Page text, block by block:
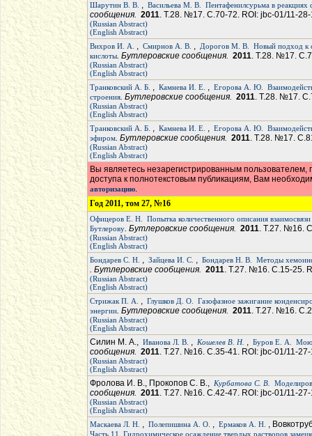
Шарутин В. В. , Васильева М. В. Пентафенилсурьма в реакциях
сообщения. 2011. Т.28. №17. С.70-72. ROI: jbc-01/11-
(Russian Abstract)
(English Abstract)
Вихров И. А.
, Смирнов А. В. , Дорогов М. В.
Новый подход к
кислоты. Бутлеровские сообщения. 2011. Т.28. №17.
(Russian Abstract)
(English Abstract)
Транковский А. Б. , Камнева И. Е. , Егорова А. Ю.
строения. Бутлеровские сообщения. 2011. Т.28. №17.
(Russian Abstract)
(English Abstract)
Транковский А. Б. , Камнева И. Е. , Егорова А. Ю.
эфиром. Бутлеровские сообщения. 2011. Т.28. №17.
(Russian Abstract)
(English Abstract)
Вы являетесь незарегистрированным
доступа к полнотекстовым публикациям, Вам
авторизацию.
Год 2011, том 27, №16
Офицеров Е. Н.
Попытка количественного описания
Бутлерову. Бутлеровские сообщения. 2011. Т.27. №16.
(Russian Abstract)
(English Abstract)
Бондарев С. Н. , Зайцева И. С. , Бондарев Н. В. Методы
. Бутлеровские сообщения. 2011. Т.27. №16. С.15-25.
(Russian Abstract)
(English Abstract)
Стрижак П. А.
, Глушков Д. О.
Газофазное зажигание
энергии. Бутлеровские сообщения. 2011. Т.27. №16.
(Russian Abstract)
(English Abstract)
Силин М. А., Иванова Л. В. , Кошелев В. Н. , Буров Е. А.
сообщения. 2011. Т.27. №16. С.35-41. ROI: jbc-01/11-
(Russian Abstract)
(English Abstract)
Фролова И. В., Прокопов С. В., Курбатова С. В.
сообщения. 2011. Т.27. №16. С.42-47. ROI: jbc-01/11-
(Russian Abstract)
(English Abstract)
Маскаева Л. Н. , Полепишина А. О. , Ермаков А. Н. ,
Часть 11. Гидрохимическое осаждение твердых растворов